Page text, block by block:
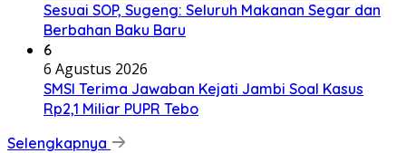
Sesuai SOP, Sugeng: Seluruh Makanan Segar dan
Berbahan Baku Baru
6
6 Agustus 2026
SMSI Terima Jawaban Kejati Jambi Soal Kasus
Rp2,1 Miliar PUPR Tebo
Selengkapnya